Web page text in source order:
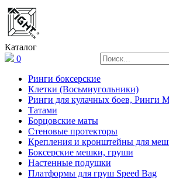
Каталог
0
Ринги боксерские
Клетки (Восьмиугольники)
Ринги для кулачных боев, Ринги
Татами
Борцовские маты
Стеновые протекторы
Крепления и кронштейны для
Боксерские мешки, груши
Настенные подушки
Платформы для груш Speed Bag